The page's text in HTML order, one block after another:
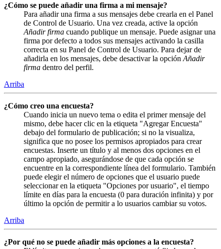
¿Cómo se puede añadir una firma a mi mensaje?
Para añadir una firma a sus mensajes debe crearla en el Panel
de Control de Usuario. Una vez creada, active la opción
Añadir firma cuando publique un mensaje. Puede asignar una
firma por defecto a todos sus mensajes activando la casilla
correcta en su Panel de Control de Usuario. Para dejar de
añadirla en los mensajes, debe desactivar la opción Añadir
firma dentro del perfil.
Arriba
¿Cómo creo una encuesta?
Cuando inicia un nuevo tema o edita el primer mensaje del
mismo, debe hacer clic en la etiqueta "Agregar Encuesta"
debajo del formulario de publicación; si no la visualiza,
significa que no posee los permisos apropiados para crear
encuestas. Inserte un título y al menos dos opciones en el
campo apropiado, asegurándose de que cada opción se
encuentre en la correspondiente línea del formulario. También
puede elegir el número de opciones que el usuario puede
seleccionar en la etiqueta "Opciones por usuario", el tiempo
límite en días para la encuesta (0 para duración infinita) y por
último la opción de permitir a lo usuarios cambiar su votos.
Arriba
¿Por qué no se puede añadir más opciones a la encuesta?